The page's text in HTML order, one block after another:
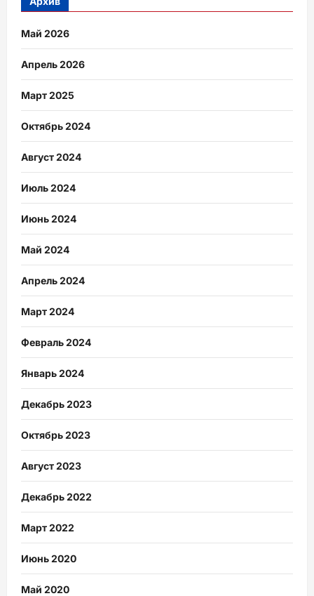
Май 2026
Апрель 2026
Март 2025
Октябрь 2024
Август 2024
Июль 2024
Июнь 2024
Май 2024
Апрель 2024
Март 2024
Февраль 2024
Январь 2024
Декабрь 2023
Октябрь 2023
Август 2023
Декабрь 2022
Март 2022
Июнь 2020
Май 2020